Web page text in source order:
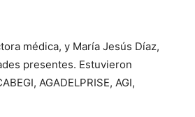
médica, y María Jesús Díaz,
presentes. Estuvieron
AGADELPRISE, AGI,